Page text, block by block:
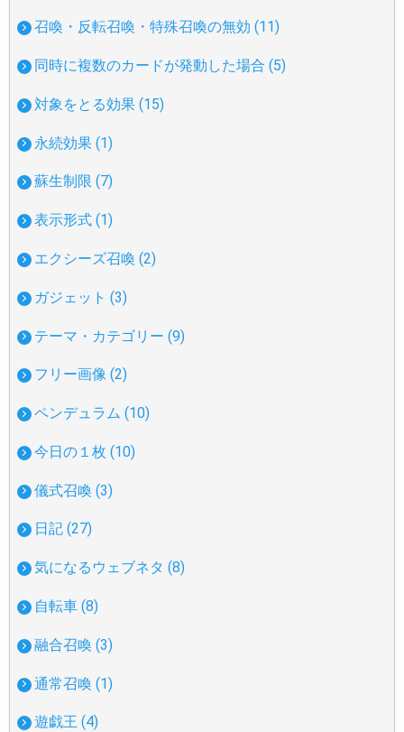
召喚・反転召喚・特殊召喚の無効 (11)
同時に複数のカードが発動した場合 (5)
対象をとる効果 (15)
永続効果 (1)
蘇生制限 (7)
表示形式 (1)
エクシーズ召喚 (2)
ガジェット (3)
テーマ・カテゴリー (9)
フリー画像 (2)
ペンデュラム (10)
今日の１枚 (10)
儀式召喚 (3)
日記 (27)
気になるウェブネタ (8)
自転車 (8)
融合召喚 (3)
通常召喚 (1)
遊戯王 (4)